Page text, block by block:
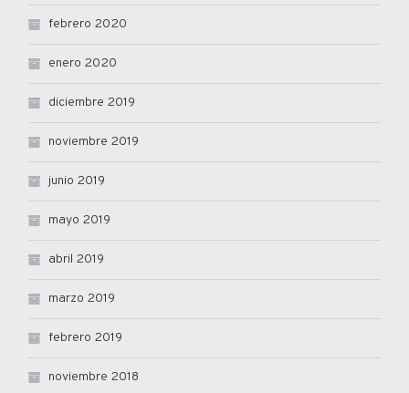
febrero 2020
enero 2020
diciembre 2019
noviembre 2019
junio 2019
mayo 2019
abril 2019
marzo 2019
febrero 2019
noviembre 2018